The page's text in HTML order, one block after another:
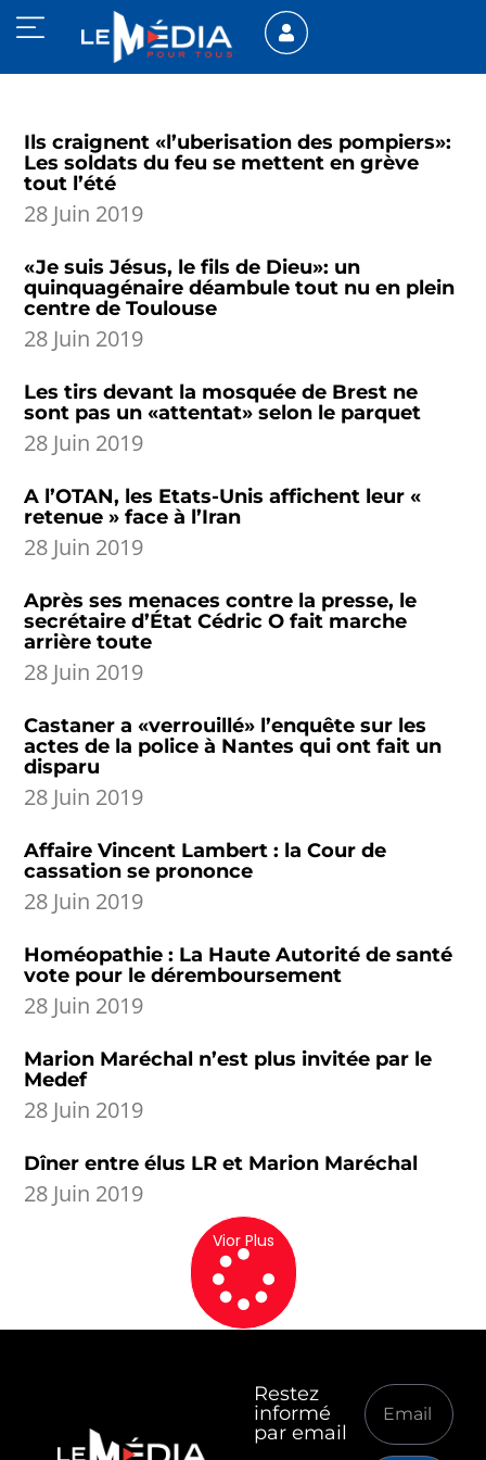
Ils craignent «l’uberisation des pompiers»:
Les soldats du feu se mettent en grève
tout l’été
28 Juin 2019
«Je suis Jésus, le fils de Dieu»: un
quinquagénaire déambule tout nu en plein
centre de Toulouse
28 Juin 2019
Les tirs devant la mosquée de Brest ne
sont pas un «attentat» selon le parquet
28 Juin 2019
A l’OTAN, les Etats-Unis affichent leur «
retenue » face à l’Iran
28 Juin 2019
Après ses menaces contre la presse, le
secrétaire d’État Cédric O fait marche
arrière toute
28 Juin 2019
Castaner a «verrouillé» l’enquête sur les
actes de la police à Nantes qui ont fait un
disparu
28 Juin 2019
Affaire Vincent Lambert : la Cour de
cassation se prononce
28 Juin 2019
Homéopathie : La Haute Autorité de santé
vote pour le déremboursement
28 Juin 2019
Marion Maréchal n’est plus invitée par le
Medef
28 Juin 2019
Dîner entre élus LR et Marion Maréchal
28 Juin 2019
Vior Plus
Restez
informé
par email